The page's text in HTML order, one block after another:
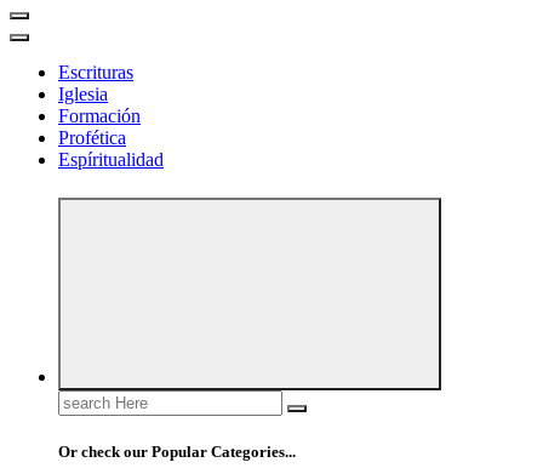
Escrituras
Iglesia
Formación
Profética
Espíritualidad
Search
for:
Or check our Popular Categories...